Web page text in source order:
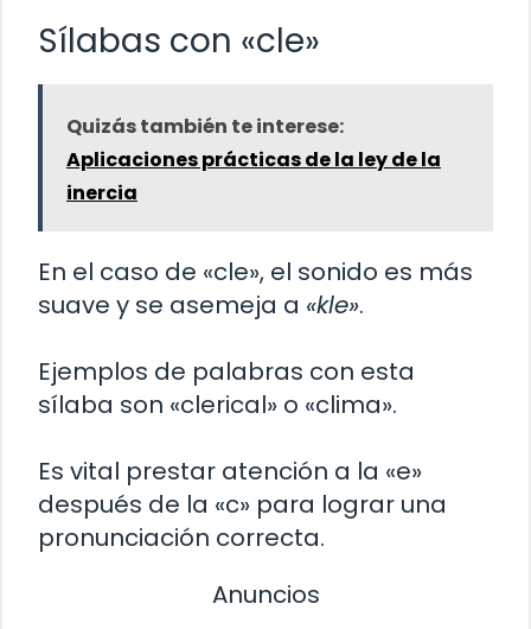
Sílabas con «cle»
Quizás también te interese:
Aplicaciones prácticas de la ley de la
inercia
En el caso de «cle», el sonido es más
suave y se asemeja a «kle».
Ejemplos de palabras con esta
sílaba son «clerical» o «clima».
Es vital prestar atención a la «e»
después de la «c» para lograr una
pronunciación correcta.
Anuncios